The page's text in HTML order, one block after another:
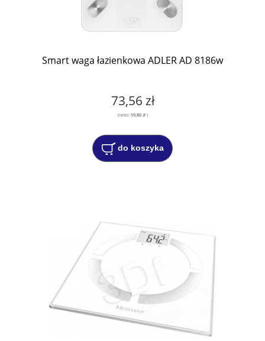
Smart waga łazienkowa ADLER AD 8186w
73,56 zł
(netto: 59,80 zł)
do koszyka